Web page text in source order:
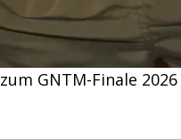
GNTM-Finale